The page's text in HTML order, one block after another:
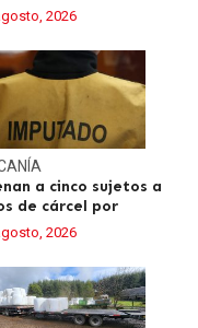
2026
a cinco sujetos a
de cárcel por
2026